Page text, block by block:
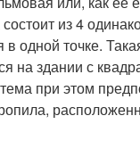
из 4
в одной точке.
на здании с
при этом